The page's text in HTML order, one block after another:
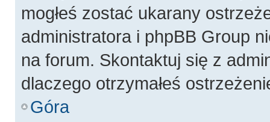
mogłeś zostać ukarany
administratora i phpBB Group
na forum. Skontaktuj się z
dlaczego otrzymałeś
Góra